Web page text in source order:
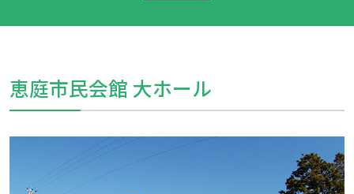
恵庭市民会館 大ホール